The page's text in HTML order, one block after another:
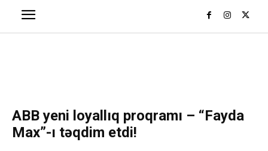
ABB yeni loyallıq proqramı – “Fayda
Max”-ı təqdim etdi!